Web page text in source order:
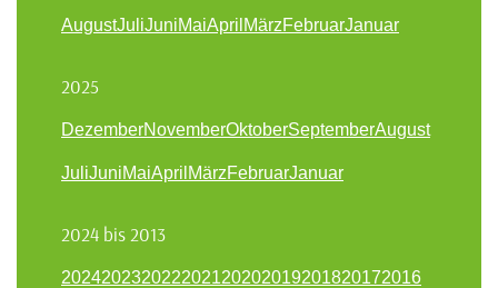
AugustJuliJuniMaiApril MärzFebruarJanuar
2025
DezemberNovemberOktoberSeptemberAugust
JuliJuniMaiApril MärzFebruarJanuar
2024 bis 2013
202420232022202120202019201820172016